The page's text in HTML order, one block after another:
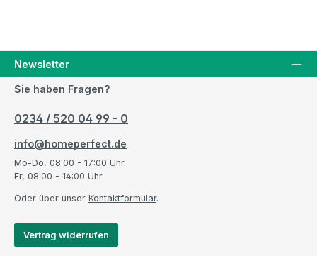
Newsletter
Sie haben Fragen?
0234 / 520 04 99 - 0
info@homeperfect.de
Mo-Do, 08:00 - 17:00 Uhr
Fr, 08:00 - 14:00 Uhr
Oder über unser Kontaktformular.
Vertrag widerrufen